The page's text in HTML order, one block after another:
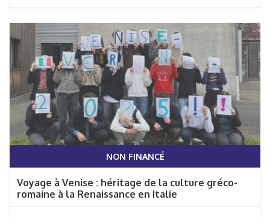
NON FINANCÉ
Voyage à Venise : héritage de la culture gréco-
romaine à la Renaissance en Italie